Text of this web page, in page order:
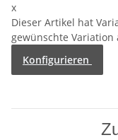
x
Dieser Artikel hat
gewünschte Variation
Konfigurieren